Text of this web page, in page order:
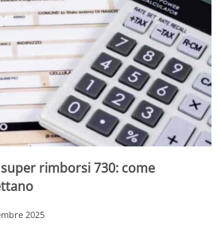
rimborsi 730: come
2025